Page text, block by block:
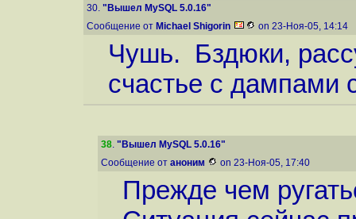
30. "Вышел MySQL 5.0.16"
Сообщение от Michael Shigorin on 23-Ноя-05, 14:14
Чушь. Бздюки,
счастье с дампами
38. "Вышел MySQL 5.0.16"
Сообщение от аноним on 23-Ноя-05, 17:40
Прежде чем